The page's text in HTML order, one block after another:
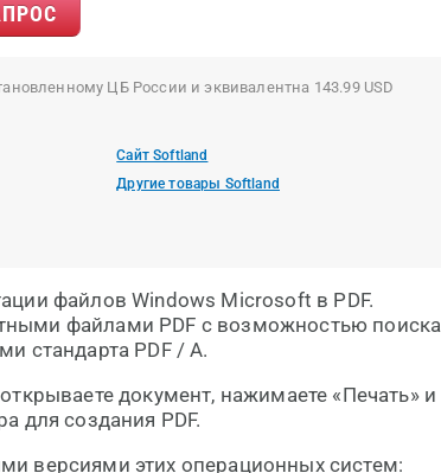
ЦБ России и эквивалентна 143.99 USD
Сайт Softland
Другие товары Softland
файлов Windows Microsoft в PDF.
файлами PDF с возможностью поиска
стандарта PDF / A.
документ, нажимаете «Печать» и
для создания PDF.
версиями этих операционных систем: